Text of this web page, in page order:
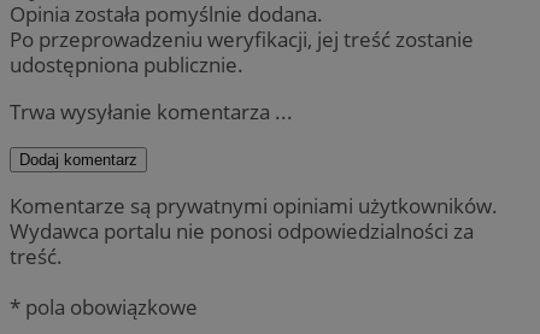
Opinia została pomyślnie dodana.
Po przeprowadzeniu weryfikacji, jej treść zostanie
udostępniona publicznie.
Trwa wysyłanie komentarza ...
Dodaj komentarz
Komentarze są prywatnymi opiniami użytkowników.
Wydawca portalu nie ponosi odpowiedzialności za
treść.
* pola obowiązkowe